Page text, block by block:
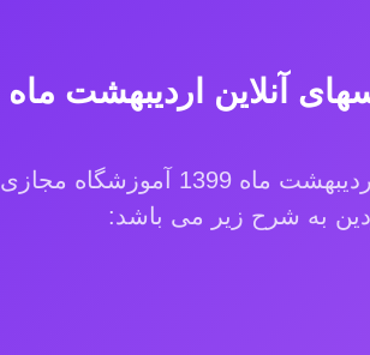
آنلاین اردیبهشت ماه
برنامه امتحانی کلاسهای اردیبهشت ماه 1399 آموزشگاه مجازی
به شرح زیر می باشد: